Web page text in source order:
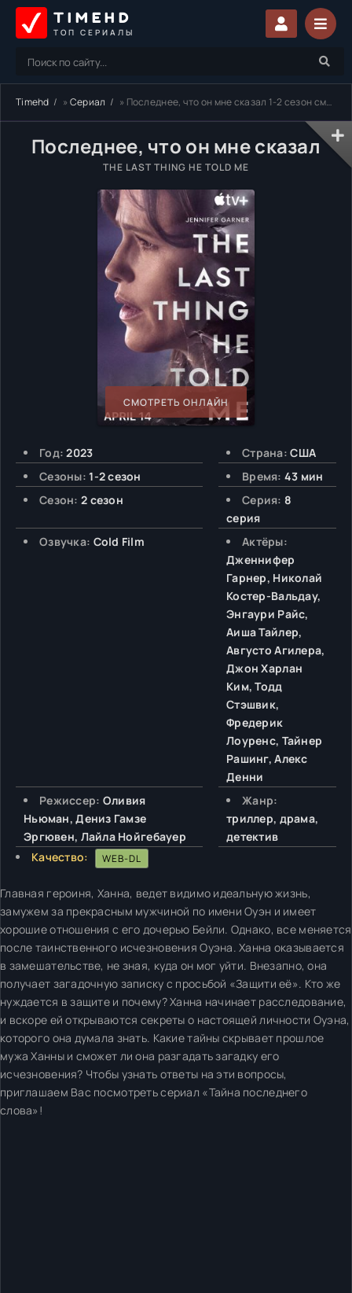
TIMEHD
ТОП СЕРИАЛЫ
Timehd »Сериал » Последнее, что он мне сказал 1-2 сезон смотреть онлайн бесплатно
Последнее, что он мне сказал
THE LAST THING HE TOLD ME
СМОТРЕТЬ ОНЛАЙН
Год: 2023 Страна: США
Сезоны: 1-2 сезон Время: 43 мин
Сезон: 2 сезон Серия: 8
серия
Озвучка: Cold Film
Актёры:
Дженнифер
Гарнер, Николай
Костер-Вальдау,
Энгаури Райс,
Аиша Тайлер,
Августо Агилера,
Джон Харлан
Ким, Тодд
Стэшвик,
Фредерик
Лоуренс, Тайнер
Рашинг, Алекс
Денни
Режиссер: Оливия
Ньюман, Дениз Гамзе
Эргювен, Лайла Нойгебауер
Жанр:
триллер, драма,
детектив
Качество:
WEB-DL
Главная героиня, Ханна, ведет видимо идеальную жизнь,
замужем за прекрасным мужчиной по имени Оуэн и имеет
хорошие отношения с его дочерью Бейли. Однако, все меняется
после таинственного исчезновения Оуэна. Ханна оказывается
в замешательстве, не зная, куда он мог уйти. Внезапно, она
получает загадочную записку с просьбой «Защити её». Кто же
нуждается в защите и почему? Ханна начинает расследование,
и вскоре ей открываются секреты о настоящей личности Оуэна,
которого она думала знать. Какие тайны скрывает прошлое
мужа Ханны и сможет ли она разгадать загадку его
исчезновения? Чтобы узнать ответы на эти вопросы,
приглашаем Вас посмотреть сериал «Тайна последнего
слова»!